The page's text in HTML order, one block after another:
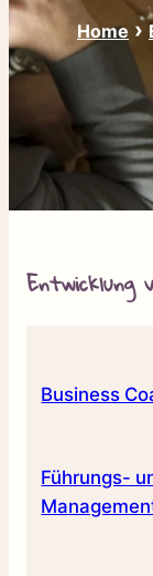
Home ›
Entwicklung
Business
Führungs-